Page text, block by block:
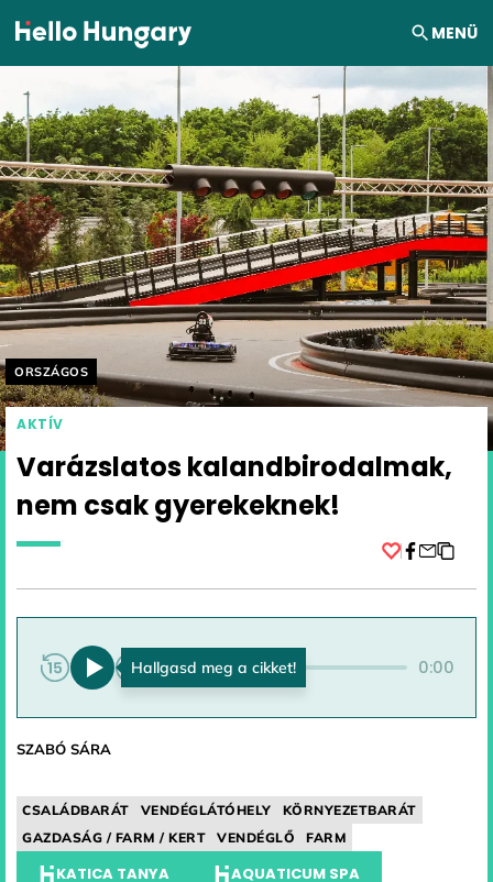
Ugrás a tartalomhoz MENÜ
Helyszín címkék:
ORSZÁGOS
AKTÍV
Varázslatos kalandbirodalmak,
nem csak gyerekeknek!
0:00 0:00
SZABÓ SÁRA
CSALÁDBARÁT VENDÉGLÁTÓHELY
KÖRNYEZETBARÁT
GAZDASÁG / FARM / KERT
VENDÉGLŐ FARM
KATICA TANYA AQUATICUM SPA